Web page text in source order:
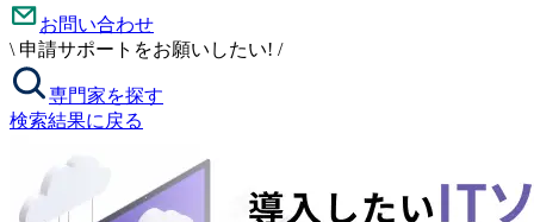
お問い合わせ
\ 申請サポートをお願いしたい! /
専門家を探す
検索結果に戻る